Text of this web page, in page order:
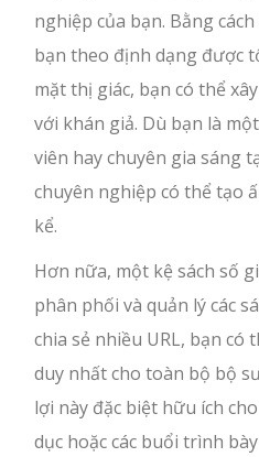
nghiệp của bạn. Bằng
bạn theo định dạng được
mặt thị giác, bạn có thể
với khán giả. Dù bạn là
viên hay chuyên gia sáng
chuyên nghiệp có thể tạo
kể.
Hơn nữa, một kệ sách số
phân phối và quản lý các
chia sẻ nhiều URL, bạn có
duy nhất cho toàn bộ bộ
lợi này đặc biệt hữu ích
dục hoặc các buổi trình